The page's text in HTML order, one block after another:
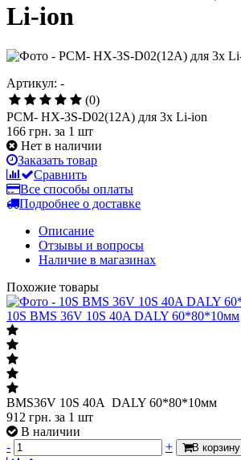
Li-ion
Артикул: -
(0)
PCM- HX-3S-D02(12A) для 3х Li-ion
166 грн. за 1 шт
Нет в наличии
Заказать товар
Сравнить
Все способы оплаты
Подробнее о доставке
Описание
Отзывы и вопросы
Наличие в магазинах
Похожие товары
10S BMS 36V 10S 40A DALY 60*80*10мм
BMS36V 10S 40A DALY 60*80*10мм
912 грн. за 1 шт
В наличии
-
+ В корзину